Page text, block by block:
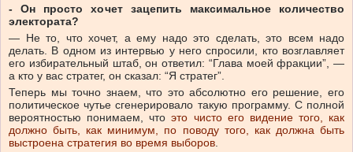
- Он просто хочет зацепить максимальное количество
электората?
— Не то, что хочет, а ему надо это сделать, это всем надо
делать. В одном из интервью у него спросили, кто возглавляет
его избирательный штаб, он ответил: “Глава моей фракции”, —
а кто у вас стратег, он сказал: “Я стратег”.
Теперь мы точно знаем, что это абсолютно его решение, его
политическое чутье сгенерировало такую программу. С полной
вероятностью понимаем, чтоэто чисто его видение того, как
должно быть, как минимум, по поводу того, как должна быть
выстроена стратегия во время выборов.